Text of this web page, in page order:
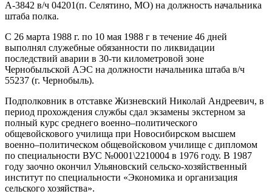
А-3842 в/ч 04201(п. Селятино, МО) на должность начальника
штаба полка.
С 26 марта 1988 г. по 10 мая 1988 г в течение 46 дней
выполнял служебные обязанности по ликвидации
последствий аварии в 30-ти километровой зоне
Чернобыльской АЭС на должности начальника штаба в/ч
55237 (г. Чернобыль).
Подполковник в отставке Жизневский Николай Андреевич, в
период прохождения службы сдал экзамены экстерном за
полный курс среднего военно–политического
общевойскового училища при Новосибирском высшем
военно–политическом общевойсковом училище с дипломом
по специальности ВУС №0001\2210004 в 1976 году. В 1987
году заочно окончил Ульяновский сельско-хозяйственный
институт по специальности «Экономика и организация
сельского хозяйства».